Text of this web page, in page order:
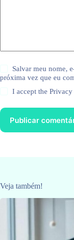
Salvar meu nome,
próxima vez que eu
I accept the
Publicar
Veja também!